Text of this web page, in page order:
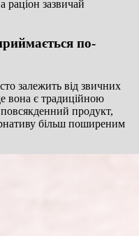
раціон зазвичай
по-
залежить від звичних
вона є традиційною
повсякденний продукт,
більш поширеним